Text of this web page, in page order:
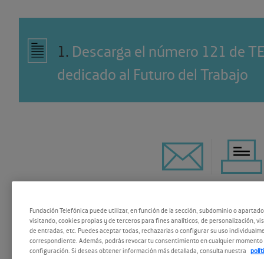
1. Descarga el número 121 de
dedicado al Futuro del Trabajo
ESCUCHAR
Fundación Telefónica puede utilizar, en función de la sección, subdominio o
visitando, cookies propias y de terceros para fines analíticos, de personalización,
de entradas, etc. Puedes aceptar todas, rechazarlas o configurar su uso
correspondiente. Además, podrás revocar tu consentimiento en cualquier momento
configuración. Si deseas obtener información más detallada, consulta nuestra